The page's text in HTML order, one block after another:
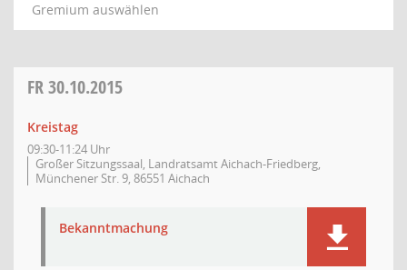
Gremium auswählen
FR30.10.2015
Kreistag
09:30-11:24 Uhr
Großer Sitzungssaal, Landratsamt Aichach-Friedberg,
Münchener Str. 9, 86551 Aichach
Bekanntmachung